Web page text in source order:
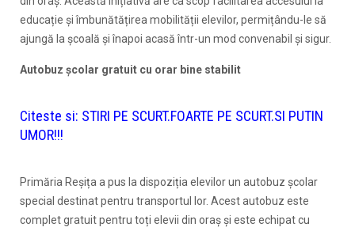
educație și îmbunătățirea mobilității elevilor, permițându-le să
ajungă la școală și înapoi acasă într-un mod convenabil și sigur.
Autobuz școlar gratuit cu orar bine stabilit
Citeste si: STIRI PE SCURT.FOARTE PE SCURT.SI PUTIN
UMOR!!!
Primăria Reșița a pus la dispoziția elevilor un autobuz școlar
special destinat pentru transportul lor. Acest autobuz este
complet gratuit pentru toți elevii din oraș și este echipat cu